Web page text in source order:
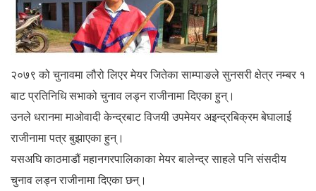
२०७९ को चुनावमा लौरो लिएर मेयर जितेका साम्पाङले सुनसरी क्षेत्र नम्बर १
बाट प्रतिनिधि सभाको चुनाव लड्न राजीनामा दिएका हुन्।
उनले धरानमा माओवादी केन्द्रबाट विजयी उपमेयर अइन्द्रबिक्रम बेघालाई
राजीनामा पत्र बुझाएका हुन्।
यसअघि काठमाडौं महानगरपालिकाका मेयर बालेन्द्र साहले पनि संसदीय
चुनाव लड्न राजीनामा दिएका छन्।